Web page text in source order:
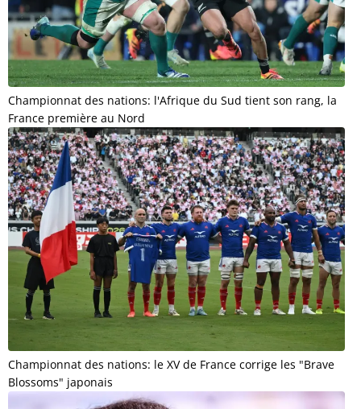
Championnat des nations: l'Afrique du Sud tient son rang, la
France première au Nord
Championnat des nations: le XV de France corrige les "Brave
Blossoms" japonais